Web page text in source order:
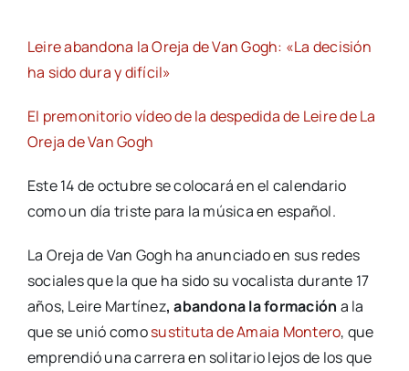
Leire abandona la Oreja de Van Gogh: «La decisión
ha sido dura y difícil»
El premonitorio vídeo de la despedida de Leire de La
Oreja de Van Gogh
Este 14 de octubre se colocará en el calendario
como un día triste para la música en español.
La Oreja de Van Gogh ha anunciado en sus redes
sociales que la que ha sido su vocalista durante 17
años, Leire Martínez, abandona la formación a la
que se unió comosustituta de Amaia Montero, que
emprendió una carrera en solitario lejos de los que